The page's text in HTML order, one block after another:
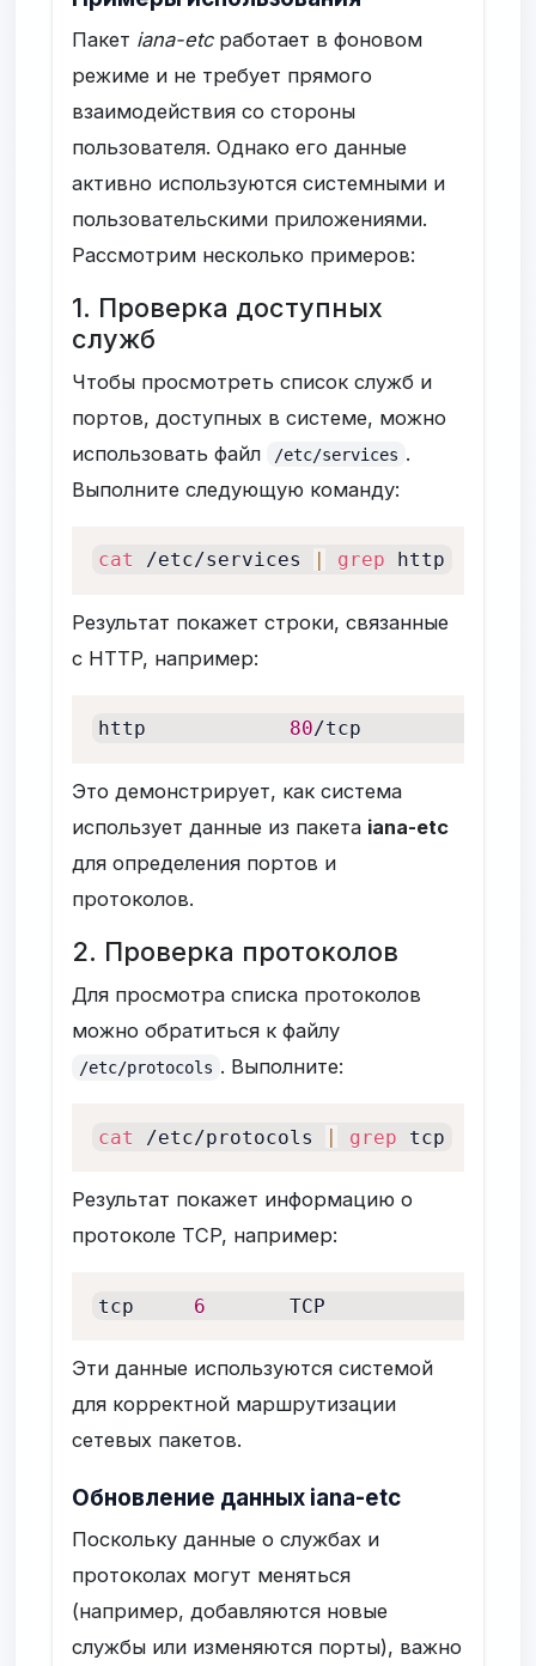
Пакет iana-etcработает в фоновом
режиме и не требует прямого
взаимодействия со стороны
пользователя. Однако его данные
активно используются системными и
пользовательскими приложениями.
Рассмотрим несколько примеров:
1. Проверка доступных
служб
Чтобы просмотреть список служб и
портов, доступных в системе, можно
использовать файл
/etc/services .
Выполните следующую команду:
cat /etc/services | grep http
Результат покажет строки, связанные
с HTTP, например:
http 80/tcp          www
Это демонстрирует, как система
использует данные из пакета iana-etc
для определения портов и
протоколов.
2. Проверка протоколов
Для просмотра списка протоколов
можно обратиться к файлу
/etc/protocols . Выполните:
cat /etc/protocols grep tcp
Результат покажет информацию о
протоколе TCP, например:
tcp 6
       TCP
Эти данные используются системой
для корректной маршрутизации
сетевых пакетов.
Обновление данных iana-etc
Поскольку данные о службах и
протоколах могут меняться
(например, добавляются новые
службы или изменяются порты), важно